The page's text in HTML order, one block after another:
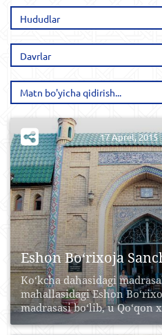
Hududlar
Davrlar
Eshon Bo‘rixoja
Ko‘kcha dahasidagi
mahallasidagi Eshon
madrasasi bo‘lib, u Qo‘qon
17 Aprel, 2015